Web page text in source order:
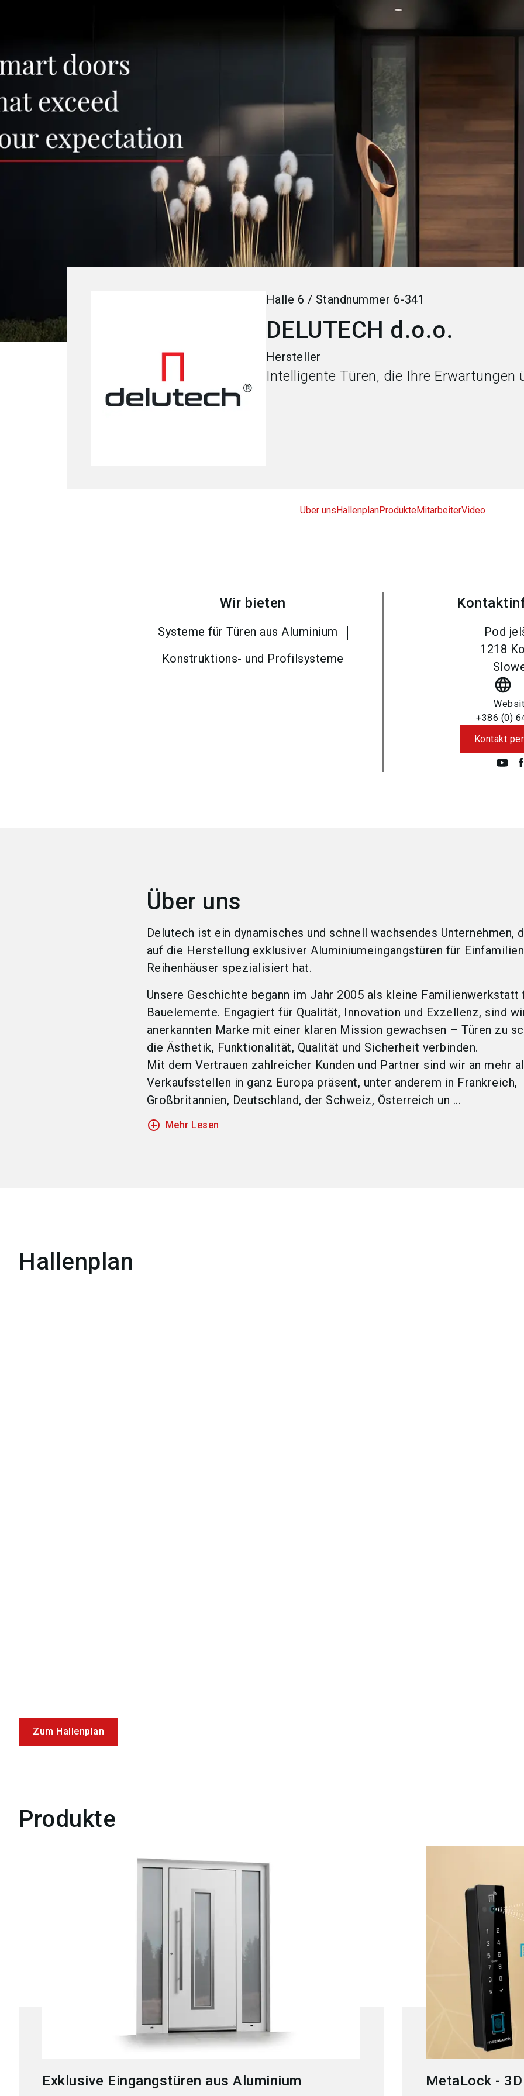
Halle 6 / Standnummer 6-341
DELUTECH d.o.o.
Hersteller
Intelligente Türen, die Ihre Erwartungen
Über unsHallenplanProdukteMitarbeiterVideo
Wir bieten
Systeme für Türen aus Aluminium
Konstruktions- und Profilsysteme
Pod
1218
language
+386 (0)
Kontakt
Über uns
Delutech ist ein dynamisches und schnell wachsendes Unternehmen,
auf die Herstellung exklusiver Aluminiumeingangstüren für
Reihenhäuser spezialisiert hat.
Unsere Geschichte begann im Jahr 2005 als kleine Familienwerkstatt
Bauelemente. Engagiert für Qualität, Innovation und Exzellenz, sind
anerkannten Marke mit einer klaren Mission gewachsen – Türen zu
die Ästhetik, Funktionalität, Qualität und Sicherheit verbinden.
Mit dem Vertrauen zahlreicher Kunden und Partner sind wir an mehr
Verkaufsstellen in ganz Europa präsent, unter anderem in Frankreich,
Großbritannien, Deutschland, der Schweiz, Österreich un ...
add_circle_outline Mehr Lesen
Hallenplan
Zum Hallenplan
Produkte
Exklusive Eingangstüren aus Aluminium MetaLock -